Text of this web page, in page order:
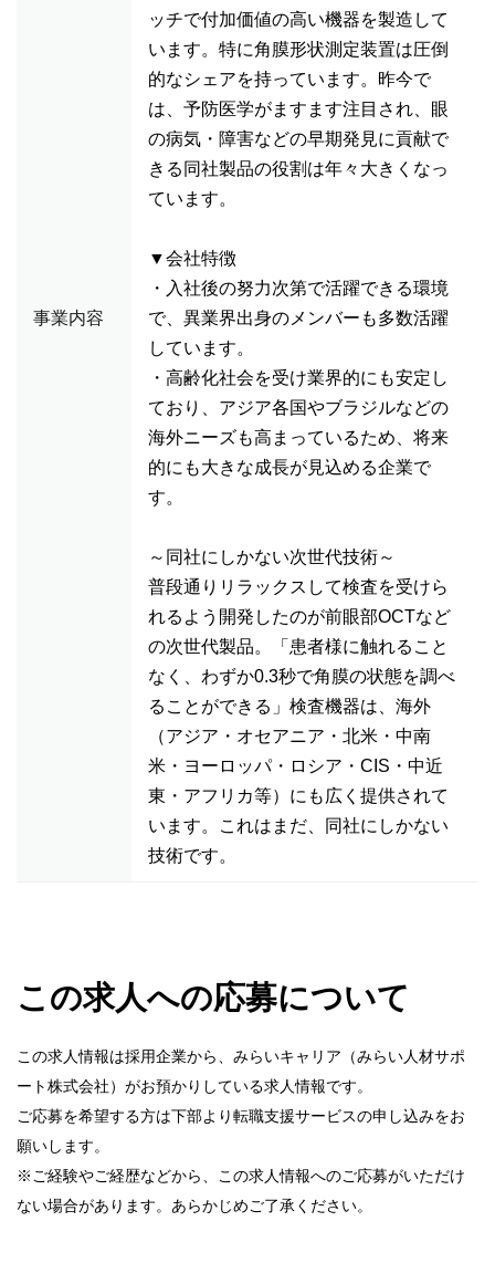
事業内容
ッチで付加価値の高い機器を製造して
います。特に角膜形状測定装置は圧倒
的なシェアを持っています。昨今で
は、予防医学がますます注目され、眼
の病気・障害などの早期発見に貢献で
きる同社製品の役割は年々大きくなっ
ています。
▼会社特徴
・入社後の努力次第で活躍できる環境
で、異業界出身のメンバーも多数活躍
しています。
・高齢化社会を受け業界的にも安定し
ており、アジア各国やブラジルなどの
海外ニーズも高まっているため、将来
的にも大きな成長が見込める企業で
す。
～同社にしかない次世代技術～
普段通りリラックスして検査を受けら
れるよう開発したのが前眼部OCTなど
の次世代製品。「患者様に触れること
なく、わずか0.3秒で角膜の状態を調べ
ることができる」検査機器は、海外
（アジア・オセアニア・北米・中南
米・ヨーロッパ・ロシア・CIS・中近
東・アフリカ等）にも広く提供されて
います。これはまだ、同社にしかない
技術です。
この求人への応募について
この求人情報は採用企業から、みらいキャリア（みらい人材サポ
ート株式会社）がお預かりしている求人情報です。
ご応募を希望する方は下部より転職支援サービスの申し込みをお
願いします。
※ご経験やご経歴などから、この求人情報へのご応募がいただけ
ない場合があります。あらかじめご了承ください。